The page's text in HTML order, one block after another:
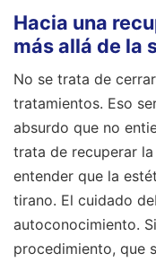
Hacia una
más allá de la
No se trata de
tratamientos. Eso
absurdo que no
trata de recuperar
entender que la
tirano. El cuidado
autoconocimiento.
procedimiento, que